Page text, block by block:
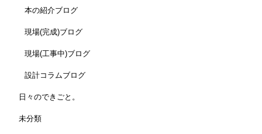
本の紹介ブログ
現場(完成)ブログ
現場(工事中)ブログ
設計コラムブログ
日々のできごと。
未分類